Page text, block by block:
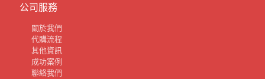
公司服務
關於我們
代購流程
其他資訊
成功案例
聯絡我們